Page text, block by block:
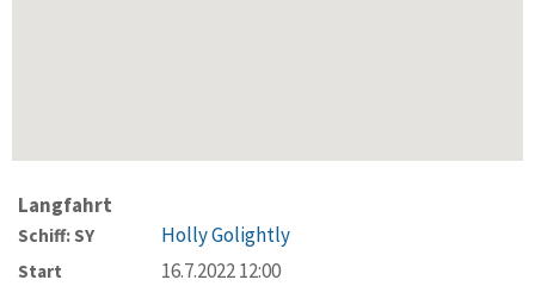
Langfahrt
Schiff: SY Holly Golightly
Start 16.7.2022 12:00